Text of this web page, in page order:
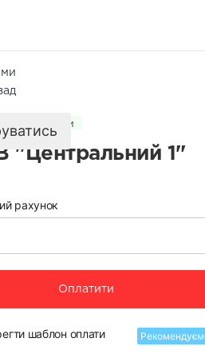
послуги
"Центральний 1"
рахунок
Оплатити
шаблон оплати